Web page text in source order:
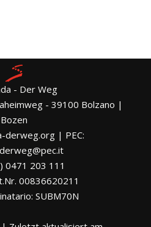
- Der Weg
- 39100 Bolzano |
Bozen
derweg.org | PEC:
0471 203 111
00836620211
SUBM70N